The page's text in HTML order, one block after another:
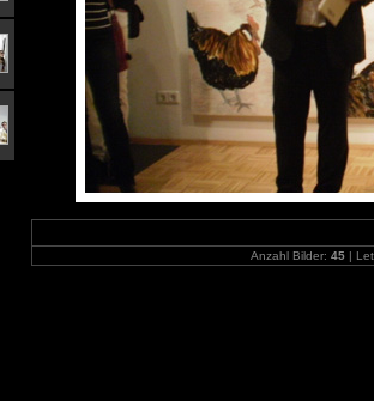
Anzahl Bilder: 45|